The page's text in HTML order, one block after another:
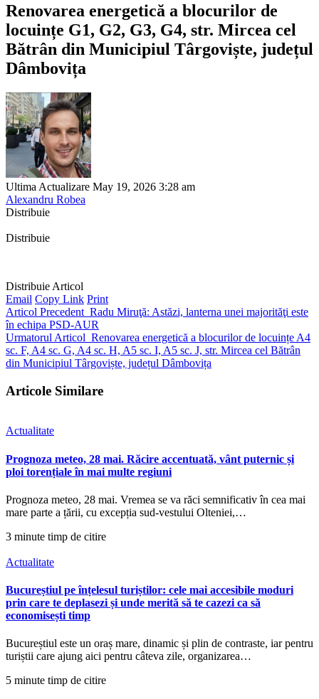
Renovarea energetică a blocurilor de
locuințe G1, G2, G3, G4, str. Mircea cel
Bătrân din Municipiul Târgoviște, județul
Dâmbovița
Ultima Actualizare May 19, 2026 3:28 am
Alexandru Robea
Distribuie
Distribuie
Distribuie Articol
Email Copy Link Print
Articol Precedent Radu Miruţă: Astăzi, lanterna unei majorităţi este
în echipa PSD-AUR
Urmatorul Articol Renovarea energetică a blocurilor de locuințe A4
sc. F, A4 sc. G, A4 sc. H, A5 sc. I, A5 sc. J, str. Mircea cel Bătrân
din Municipiul Târgoviște, județul Dâmbovița
Articole Similare
Actualitate
Prognoza meteo, 28 mai. Răcire accentuată, vânt puternic și
ploi torențiale în mai multe regiuni
Prognoza meteo, 28 mai. Vremea se va răci semnificativ în cea mai
mare parte a țării, cu excepția sud-vestului Olteniei,…
3 minute timp de citire
Actualitate
Bucureștiul pe înțelesul turiștilor: cele mai accesibile moduri
prin care te deplasezi și unde merită să te cazezi ca să
economisești timp
Bucureștiul este un oraș mare, dinamic și plin de contraste, iar pentru
turiștii care ajung aici pentru câteva zile, organizarea…
5 minute timp de citire